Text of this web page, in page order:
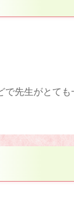
で先生がとても